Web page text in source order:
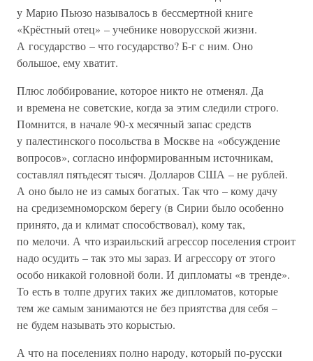
у Марио Пьюзо называлось в бессмертной книге
«Крёстный отец» – учебнике новорусской жизни.
А государство – что государство? Б-г с ним. Оно
большое, ему хватит.
Плюс лоббирование, которое никто не отменял. Да
и времена не советские, когда за этим следили строго.
Помнится, в начале 90-х месячный запас средств
у палестинского посольства в Москве на «обсуждение
вопросов», согласно информированным источникам,
составлял пятьдесят тысяч. Долларов США – не рублей.
А оно было не из самых богатых. Так что – кому дачу
на средиземноморском берегу (в Сирии было особенно
принято, да и климат способствовал), кому так,
по мелочи. А что израильский агрессор поселения строит
надо осудить – так это мы зараз. И агрессору от этого
особо никакой головной боли. И дипломаты «в тренде».
То есть в толпе других таких же дипломатов, которые
тем же самым занимаются не без приятства для себя –
не будем называть это корыстью.
А что на поселениях полно народу, который по-русски